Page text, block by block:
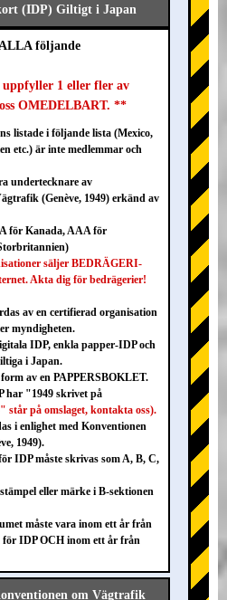
(IDP) Giltigt i Japan
följande
1 eller fler av
OMEDELBART. **
listade i följande lista (Mexico,
etc.) är inte medlemmar och
undertecknare av
(Genève, 1949) erkänd av
för Kanada, AAA för
säljer BEDRÄGERI-
Akta dig för bedrägerier!
av en certifierad organisation
myndigheten.
IDP, enkla papper-IDP och
i Japan.
av en PAPPERSBOKLET.
har "1949 skrivet på
står på omslaget, kontakta oss).
i enlighet med Konventionen
1949).
IDP måste skrivas som A, B, C,
eller märke i B-sektionen
måste vara inom ett år från
IDP OCH inom ett år från
om Vägtrafik